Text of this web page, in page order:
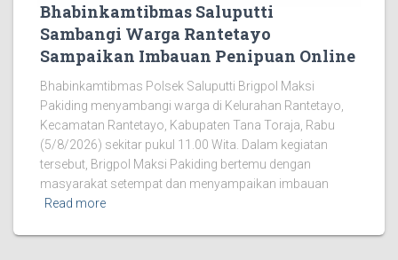
Bhabinkamtibmas Saluputti
Sambangi Warga Rantetayo
Sampaikan Imbauan Penipuan Online
Bhabinkamtibmas Polsek Saluputti Brigpol Maksi
Pakiding menyambangi warga di Kelurahan Rantetayo,
Kecamatan Rantetayo, Kabupaten Tana Toraja, Rabu
(5/8/2026) sekitar pukul 11.00 Wita. Dalam kegiatan
tersebut, Brigpol Maksi Pakiding bertemu dengan
masyarakat setempat dan menyampaikan imbauan
Read more